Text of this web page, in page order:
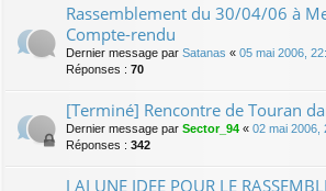
Rassemblement du 30/04/06 à
Compte-rendu
Dernier message par Satanas « 05 mai 2006,
Réponses : 70
[Terminé] Rencontre de Touran
Dernier message par Sector_94 « 02 mai 2006,
Réponses : 342
J AI UNE IDEE POUR LE